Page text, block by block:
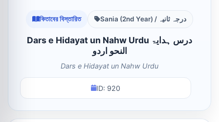
কিতাবের বিস্তারিত Sania (2nd Year) / درجہ ثانیہ
Dars e Hidayat un Nahw Urdu درس ہدایۃ
النحو اردو
Dars e Hidayat un Nahw Urdu
ID: 920